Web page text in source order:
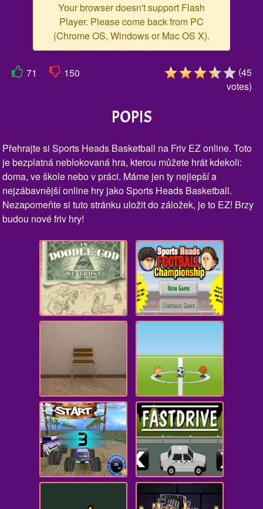
Your browser doesn't support Flash
Player. Please come back from PC
(Chrome OS, Windows or Mac OS X).
71 150 (45
votes)
POPIS
Přehrajte si Sports Heads Basketball na Friv EZ online. Toto
je bezplatná neblokovaná hra, kterou můžete hrát kdekoli:
doma, ve škole nebo v práci. Máme jen ty nejlepší a
nejzábavnější online hry jako Sports Heads Basketball.
Nezapomeňte si tuto stránku uložit do záložek, je to EZ! Brzy
budou nové friv hry!